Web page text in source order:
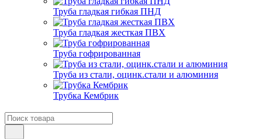
Труба гладкая гибкая ПНД
Труба гладкая жесткая ПВХ
Труба гофрированная
Труба из стали, оцинк.стали и алюминия
Трубка Кембрик